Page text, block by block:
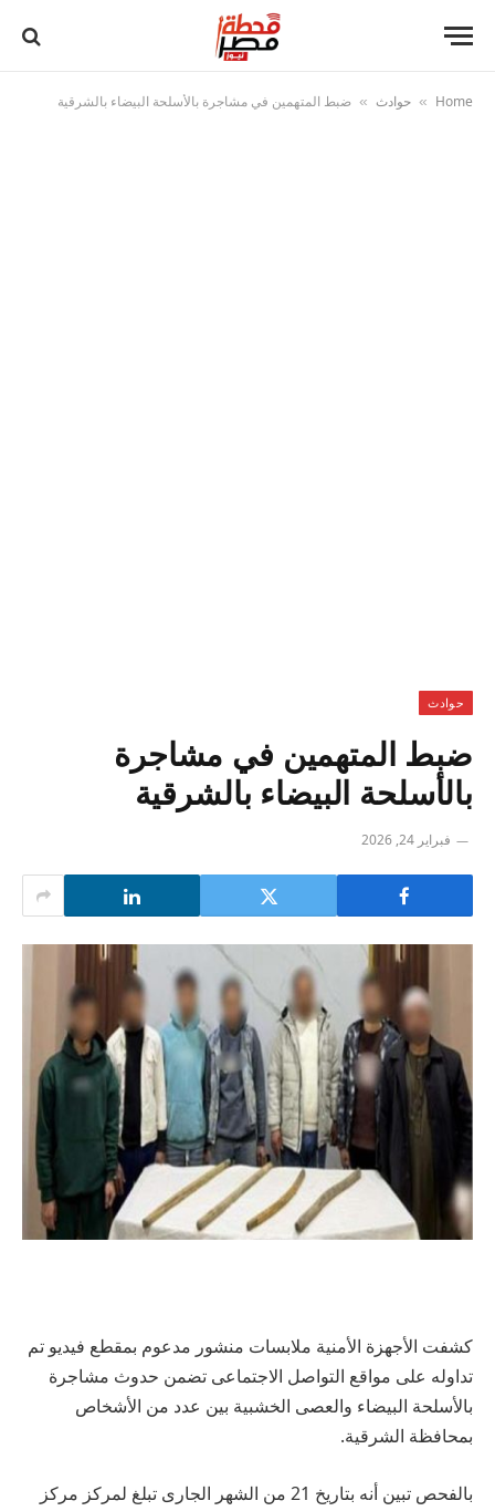
Home
» حوادث » ضبط المتهمين في مشاجرة بالأسلحة البيضاء بالشرقية
حوادث
ضبط المتهمين في مشاجرة
بالأسلحة البيضاء بالشرقية
فبراير 24, 2026
كشفت الأجهزة الأمنية ملابسات منشور مدعوم بمقطع فيديو تم
تداوله على مواقع التواصل الاجتماعى تضمن حدوث مشاجرة
بالأسلحة البيضاء والعصى الخشبية بين عدد من الأشخاص
بمحافظة الشرقية.
بالفحص تبين أنه بتاريخ 21 من الشهر الجارى تبلغ لمركز مركز